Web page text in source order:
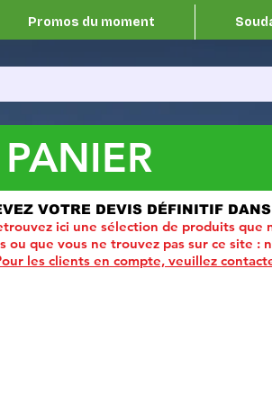
Promos du moment
VOTRE DEVIS DÉFINITIF
ici une sélection de produits
que vous ne trouvez pas sur ce site :
les clients en compte, veuillez